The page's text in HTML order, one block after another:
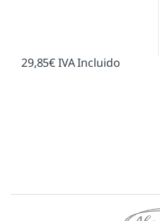
29,85€IVA Incluido
Marcas De Carrusel